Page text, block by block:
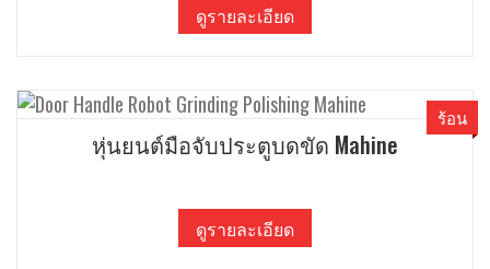
ดูรายละเอียด
หุ่นยนต์มือจับประตูบดขัด Mahine
ดูรายละเอียด
ร้อน